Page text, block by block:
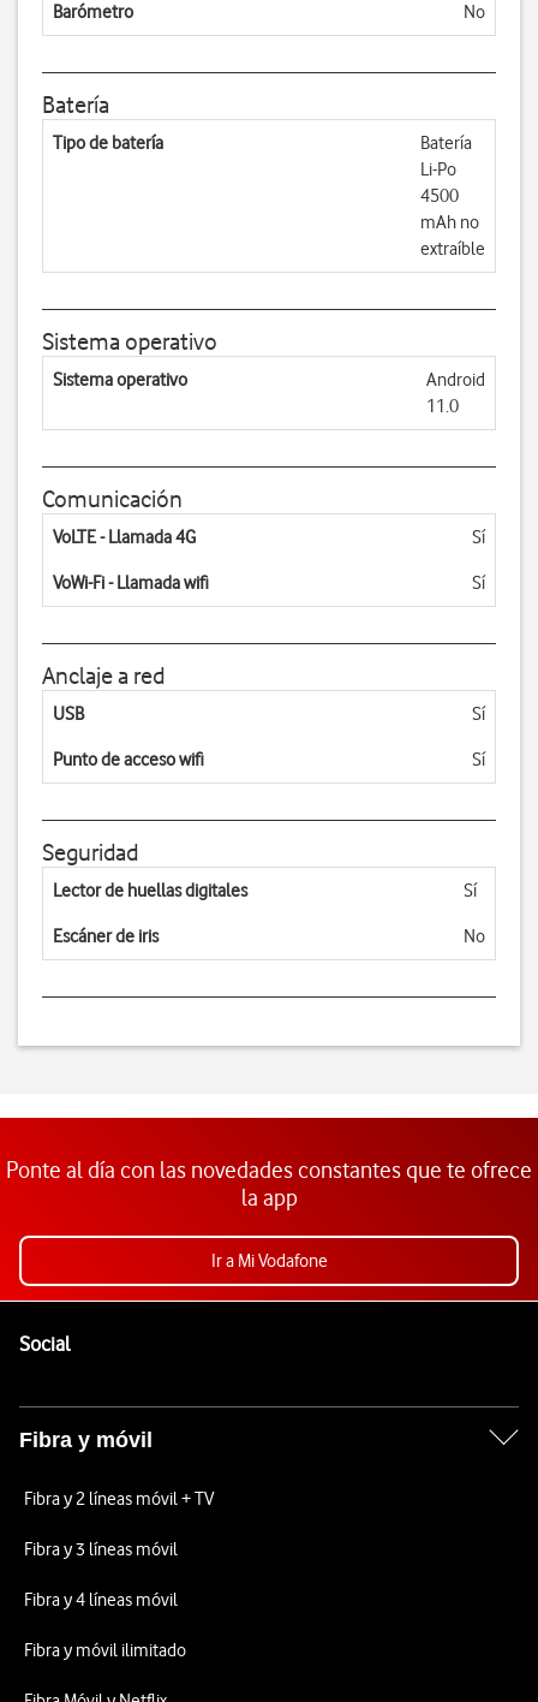
Barómetro No
Batería
Tipo de batería
Batería
Li-Po
4500
mAh no
extraíble
Sistema operativo
Sistema operativo
Android
11.0
Comunicación
VoLTE - Llamada 4G Sí
VoWi-Fi - Llamada wifi Sí
Anclaje a red
USB Sí
Punto de acceso wifi Sí
Seguridad
Lector de huellas digitales Sí
Escáner de iris No
Ponte al día con las novedades constantes que te ofrece
la app
Ir a Mi Vodafone
SocialEnlaces a las redes sociales de Vodafone
Fibra y móvil
Fibra y 2 líneas móvil + TV
Fibra y 3 líneas móvil
Fibra y 4 líneas móvil
Fibra y móvil ilimitado